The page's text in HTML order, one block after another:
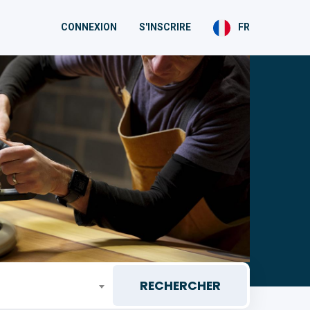
CONNEXION S'INSCRIRE FR